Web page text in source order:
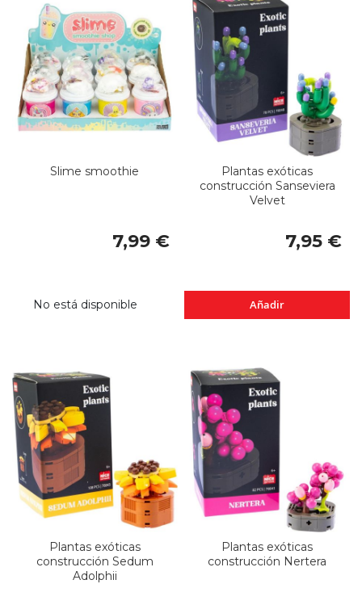
Slime smoothie
7,99 €
No está disponible
Plantas exóticas
construcción Sanseviera
Velvet
7,95 €
Añadir
Plantas exóticas
construcción Sedum
Adolphii
Plantas exóticas
construcción Nertera